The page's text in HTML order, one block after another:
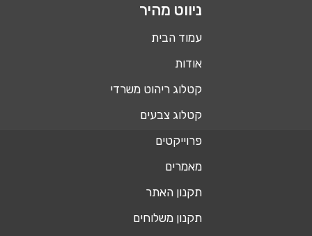
ניווט מהיר
עמוד הבית
אודות
קטלוג ריהוט משרדי
קטלוג צבעים
פרוייקטים
מאמרים
תקנון האתר
תקנון משלוחים